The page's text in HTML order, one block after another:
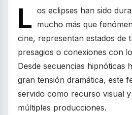
L os eclipses han sido
mucho más que
cine, representan estados de
presagios o conexiones con
Desde secuencias hipnóticas
gran tensión dramática, este
servido como recurso visual
múltiples producciones.